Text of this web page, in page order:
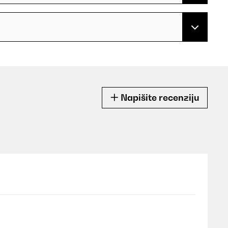
Napišite recenziju